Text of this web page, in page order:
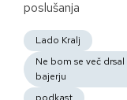
Lado Kralj
Ne bom se več drsal
bajerju